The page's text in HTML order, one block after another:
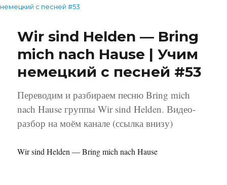
немецкий с песней #53
Wir sind Helden — Bring
mich nach Hause | Учим
немецкий с песней #53
Переводим и разбираем песню Bring mich
nach Hause группы Wir sind Helden. Видео-
разбор на моём канале (ссылка внизу)
Wir sind Helden — Bring mich nach Hause